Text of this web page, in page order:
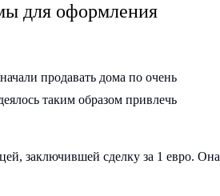
для оформления
продавать дома по очень
таким образом привлечь
заключившей сделку за 1 евро. Она